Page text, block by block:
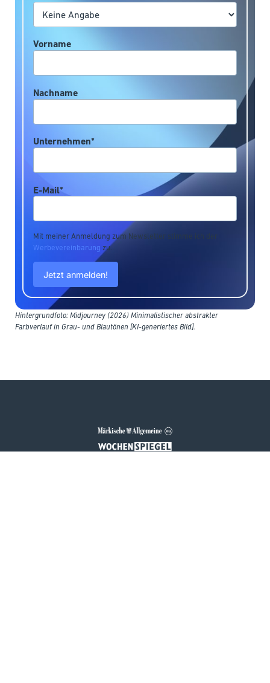
Vorname
Nachname
Unternehmen*
E-Mail*
Mit meiner Anmeldung zum Newsletter stimme ich der
Werbevereinbarung zu.
Hintergrundfoto: Midjourney (2026) Minimalistischer abstrakter
Farbverlauf in Grau- und Blautönen [KI-generiertes Bild].